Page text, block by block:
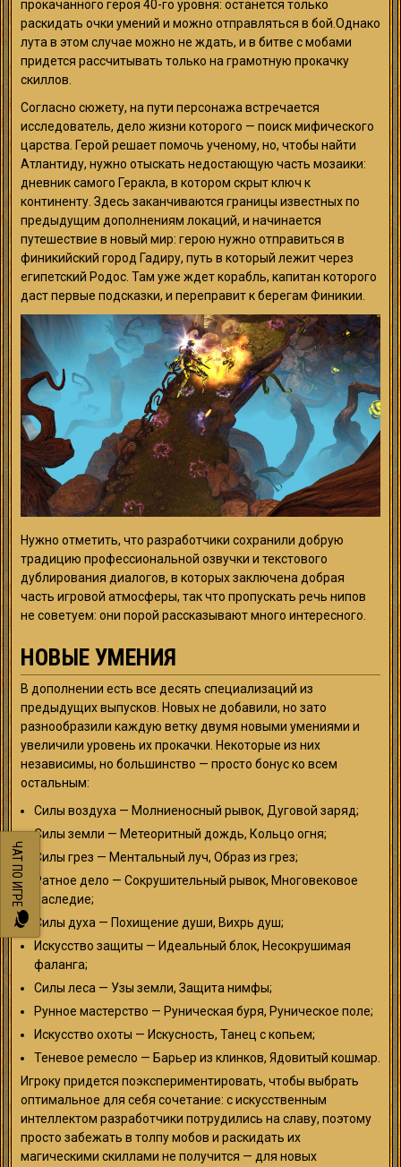
ЧАТ ПО ИГРЕ
прокачанного героя 40-го уровня: останется только
раскидать очки умений и можно отправляться в бой.Однако
лута в этом случае можно не ждать, и в битве с мобами
придется рассчитывать только на грамотную прокачку
скиллов.
Согласно сюжету, на пути персонажа встречается
исследователь, дело жизни которого — поиск мифического
царства. Герой решает помочь ученому, но, чтобы найти
Атлантиду, нужно отыскать недостающую часть мозаики:
дневник самого Геракла, в котором скрыт ключ к
континенту. Здесь заканчиваются границы известных по
предыдущим дополнениям локаций, и начинается
путешествие в новый мир: герою нужно отправиться в
финикийский город Гадиру, путь в который лежит через
египетский Родос. Там уже ждет корабль, капитан которого
даст первые подсказки, и переправит к берегам Финикии.
Нужно отметить, что разработчики сохранили добрую
традицию профессиональной озвучки и текстового
дублирования диалогов, в которых заключена добрая
часть игровой атмосферы, так что пропускать речь нипов
не советуем: они порой рассказывают много интересного.
НОВЫЕ УМЕНИЯ
В дополнении есть все десять специализаций из
предыдущих выпусков. Новых не добавили, но зато
разнообразили каждую ветку двумя новыми умениями и
увеличили уровень их прокачки. Некоторые из них
независимы, но большинство — просто бонус ко всем
остальным:
Силы воздуха — Молниеносный рывок, Дуговой заряд;
Силы земли — Метеоритный дождь, Кольцо огня;
Силы грез — Ментальный луч, Образ из грез;
Ратное дело — Сокрушительный рывок, Многовековое
наследие;
Силы духа — Похищение души, Вихрь душ;
Искусство защиты — Идеальный блок, Несокрушимая
фаланга;
Силы леса — Узы земли, Защита нимфы;
Рунное мастерство — Руническая буря, Руническое поле;
Искусство охоты — Искусность, Танец с копьем;
Теневое ремесло — Барьер из клинков, Ядовитый кошмар.
Игроку придется поэкспериментировать, чтобы выбрать
оптимальное для себя сочетание: с искусственным
интеллектом разработчики потрудились на славу, поэтому
просто забежать в толпу мобов и раскидать их
магическими скиллами не получится — для новых